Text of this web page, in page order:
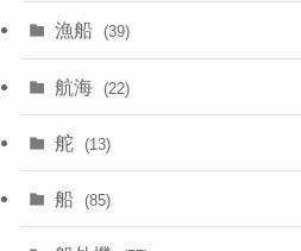
漁船 (39)
航海 (22)
舵 (13)
船 (85)